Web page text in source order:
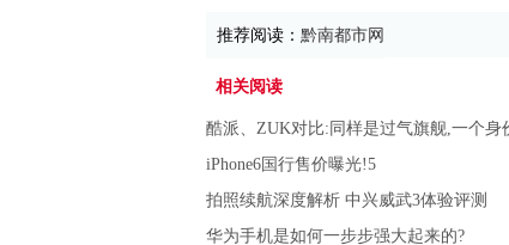
推荐阅读： 黔南都市网
相关阅读
酷派、ZUK对比:同样是过气旗舰,一个身
iPhone6国行售价曝光!5
拍照续航深度解析 中兴威武3体验评测
华为手机是如何一步步强大起来的?